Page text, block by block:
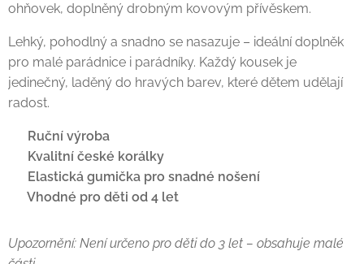
ohňovek, doplněný drobným kovovým přívěskem.
Lehký, pohodlný a snadno se nasazuje – ideální doplněk
pro malé parádnice i parádníky. Každý kousek je
jedinečný, laděný do hravých barev, které dětem udělají
radost.
✔ Ruční výroba
✔ Kvalitní české korálky
✔ Elastická gumička pro snadné nošení
✔ Vhodné pro děti od 4 let
Upozornění: Není určeno pro děti do 3 let – obsahuje malé